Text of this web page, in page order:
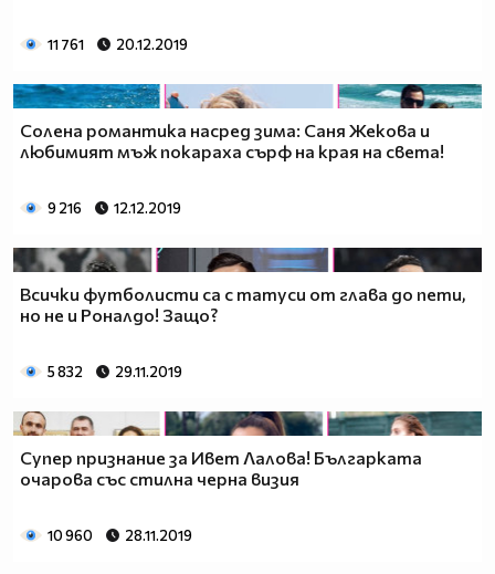
11 761 20.12.2019
Солена романтика насред зима: Саня Жекова и
любимият мъж покараха сърф на края на света!
9 216 12.12.2019
Всички футболисти са с татуси от глава до пети,
но не и Роналдо! Защо?
5 832 29.11.2019
Супер признание за Ивет Лалова! Българката
очарова със стилна черна визия
10 960 28.11.2019